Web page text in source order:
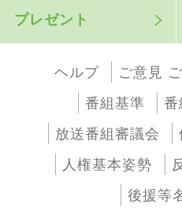
プレゼント
ヘルプ ご意見
番組基準
放送番組審議会
人権基本姿勢
後援等